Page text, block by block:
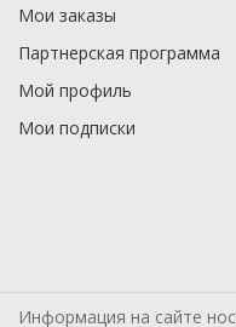
Мои заказы
Партнерская программа
Мой профиль
Мои подписки
Информация на сайте